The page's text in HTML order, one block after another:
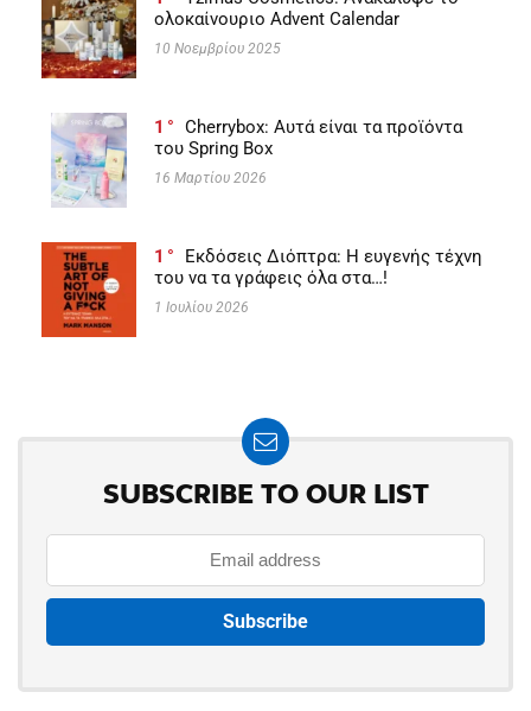
ολοκαίνουριο Advent Calendar
10 Νοεμβρίου 2025
1
Cherrybox: Αυτά είναι τα προϊόντα
του Spring Box
16 Μαρτίου 2026
1
Εκδόσεις Διόπτρα: Η ευγενής τέχνη
του να τα γράφεις όλα στα…!
1 Ιουλίου 2026
SUBSCRIBE TO OUR LIST